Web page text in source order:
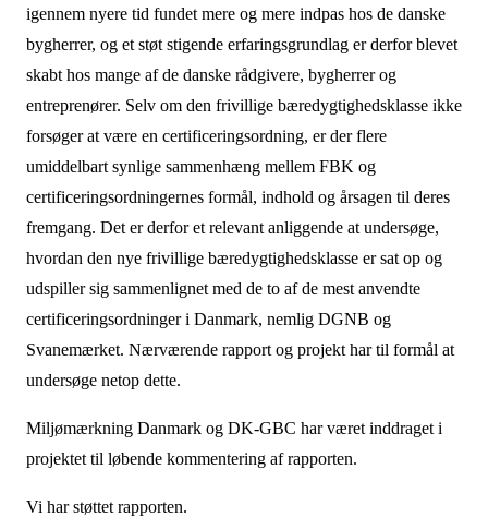
igennem nyere tid fundet mere og mere indpas hos de danske
bygherrer, og et støt stigende erfaringsgrundlag er derfor blevet
skabt hos mange af de danske rådgivere, bygherrer og
entreprenører. Selv om den frivillige bæredygtighedsklasse ikke
forsøger at være en certificeringsordning, er der flere
umiddelbart synlige sammenhæng mellem FBK og
certificeringsordningernes formål, indhold og årsagen til deres
fremgang. Det er derfor et relevant anliggende at undersøge,
hvordan den nye frivillige bæredygtighedsklasse er sat op og
udspiller sig sammenlignet med de to af de mest anvendte
certificeringsordninger i Danmark, nemlig DGNB og
Svanemærket. Nærværende rapport og projekt har til formål at
undersøge netop dette.
Miljømærkning Danmark og DK-GBC har været inddraget i
projektet til løbende kommentering af rapporten.
Vi har støttet rapporten.